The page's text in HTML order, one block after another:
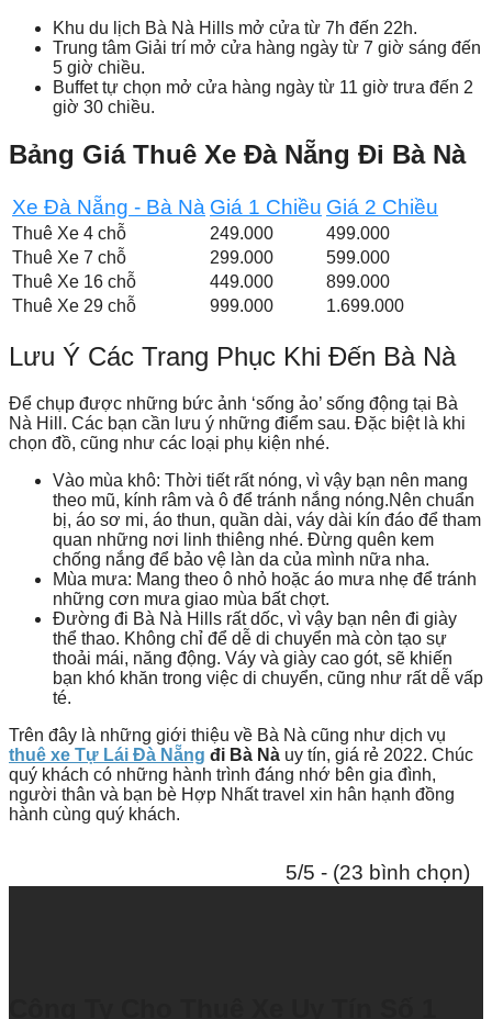
Khu du lịch Bà Nà Hills mở cửa từ 7h đến 22h.
Trung tâm Giải trí mở cửa hàng ngày từ 7 giờ sáng đến
5 giờ chiều.
Buffet tự chọn mở cửa hàng ngày từ 11 giờ trưa đến 2
giờ 30 chiều.
Bảng Giá Thuê Xe Đà Nẵng Đi Bà Nà
Xe Đà Nẵng - Bà Nà Giá 1 Chiều Giá 2 Chiều
Thuê Xe 4 chỗ 249.000
499.000
Thuê Xe 7 chỗ
299.000
599.000
Thuê Xe 16 chỗ
449.000
899.000
Thuê Xe 29 chỗ
999.000 1.699.000
Lưu Ý Các Trang Phục Khi Đến Bà Nà
Để chụp được những bức ảnh ‘sống ảo’ sống động tại Bà
Nà Hill. Các bạn cần lưu ý những điểm sau. Đặc biệt là khi
chọn đồ, cũng như các loại phụ kiện nhé.
Vào mùa khô: Thời tiết rất nóng, vì vậy bạn nên mang
theo mũ, kính râm và ô để tránh nắng nóng.Nên chuẩn
bị, áo sơ mi, áo thun, quần dài, váy dài kín đáo để tham
quan những nơi linh thiêng nhé. Đừng quên kem
chống nắng để bảo vệ làn da của mình nữa nha.
Mùa mưa: Mang theo ô nhỏ hoặc áo mưa nhẹ để tránh
những cơn mưa giao mùa bất chợt.
Đường đi Bà Nà Hills rất dốc, vì vậy bạn nên đi giày
thể thao. Không chỉ để dễ di chuyển mà còn tạo sự
thoải mái, năng động. Váy và giày cao gót, sẽ khiến
bạn khó khăn trong việc di chuyển, cũng như rất dễ vấp
té.
Trên đây là những giới thiệu về Bà Nà cũng như dịch vụ
thuê xe Tự Lái Đà Nẵng đi Bà Nà uy tín, giá rẻ 2022. Chúc
quý khách có những hành trình đáng nhớ bên gia đình,
người thân và bạn bè Hợp Nhất travel xin hân hạnh đồng
hành cùng quý khách.
5/5 - (23 bình chọn)